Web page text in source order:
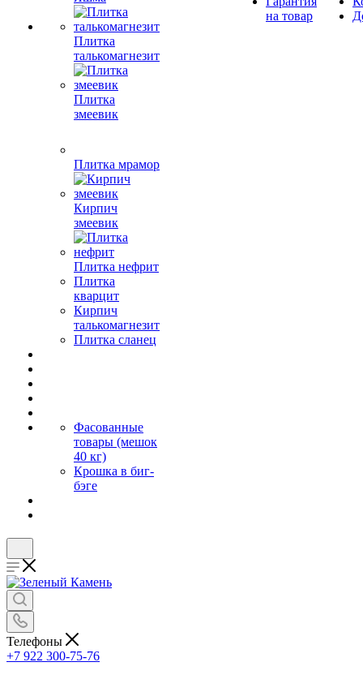
Плитка
талькомагнезит
Плитка
змеевик
Плитка мрамор
Кирпич
змеевик
Плитка нефрит
Плитка
кварцит
Кирпич
талькомагнезит
Плитка сланец
Фасованные
товары (мешок
40 кг)
Крошка в биг-
бэге
на товар
Телефоны
+7 922 300-75-76